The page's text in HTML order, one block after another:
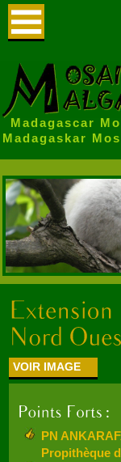
Madagascar
Madagaskar
VOIR IMAGE
PN
Propithèque